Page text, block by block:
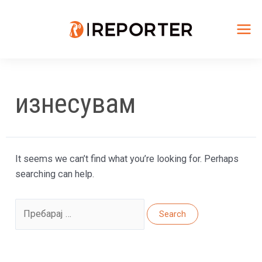
изнесувам
It seems we can’t find what you’re looking for. Perhaps
searching can help.